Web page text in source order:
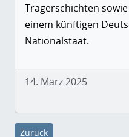
Trägerschichten
einem künftigen
Nationalstaat.
14. März 2025
Zurück